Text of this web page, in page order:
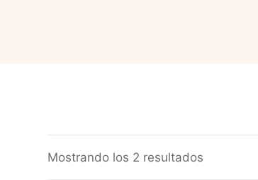
Mostrando los 2 resultados